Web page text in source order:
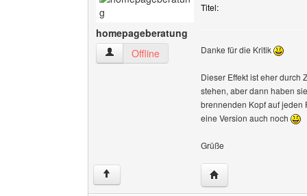
homepageberatung
homepageberatung Benutzer-Profile anzeigen
Offline
Titel:
Danke für die Kritik
Dieser Effekt ist eher durch
stehen, aber dann haben
brennenden Kopf auf jeden
eine Version auch noch
Grüße
↑ Website dieses